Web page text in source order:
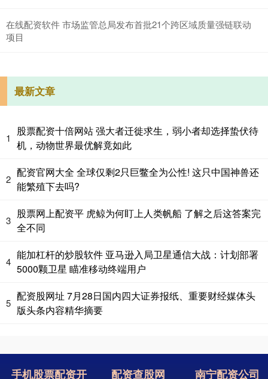
在线配资软件 市场监管总局发布首批21个跨区域质量强链联动
项目
最新文章
1
股票配资十倍网站 强大者迁徙求生，弱小者却选择蛰伏待
机，动物世界最优解竟如此
2
配资官网大全 全球仅剩2只巨鳖全为公性! 这只中国神兽还
能繁殖下去吗?
3
股票网上配资平 虎鲸为何盯上人类帆船 了解之后这答案完
全不同
4
能加杠杆的炒股软件 亚马逊入局卫星通信大战：计划部署
5000颗卫星 瞄准移动终端用户
5
配资股网址 7月28日国内四大证券报纸、重要财经媒体头
版头条内容精华摘要
手机股票配资开 配资查股网 南宁配资公司